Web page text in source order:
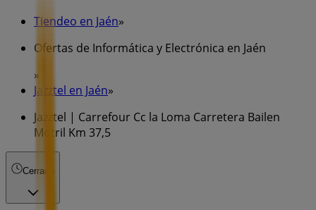
Tiendeo en Jaén»
Ofertas de Informática y Electrónica en Jaén
»
Jazztel en Jaén»
Jazztel | Carrefour Cc la Loma Carretera Bailen
Motril Km 37,5
Cerrado